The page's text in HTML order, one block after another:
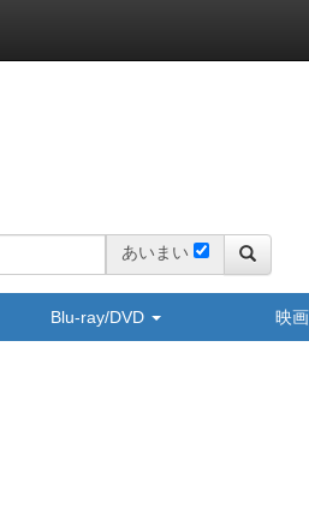
あいまい
Blu-ray/DVD 映